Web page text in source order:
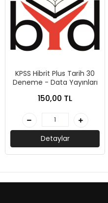
KPSS Hibrit Plus Tarih 30
Deneme - Data Yayınları
150,00 TL
Detaylar